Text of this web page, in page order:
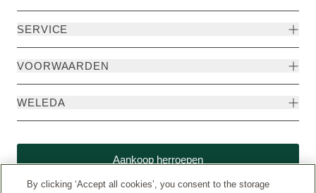
SERVICE
VOORWAARDEN
WELEDA
Aankoop herroepen
By clicking ‘Accept all cookies’, you consent to the storage